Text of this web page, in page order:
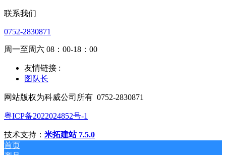
联系我们
0752-2830871
周一至周六 08：00-18：00
友情链接 :
图队长
网站版权为科威公司所有 0752-2830871
粤ICP备2022024852号-1
技术支持： 米拓建站 7.5.0
首页